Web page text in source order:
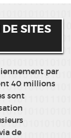
SITES
par
40 millions
sont
de